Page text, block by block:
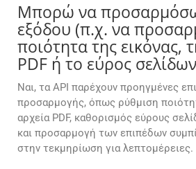
Μπορώ να
εξόδου (π.χ. να
ποιότητα της εικόνας,
PDF ή το εύρος
Ναι, τα API παρέχουν προηγμένες
προσαρμογής, όπως ρύθμιση
αρχεία PDF, καθορισμός εύρους
και προσαρμογή των επιπέδων
στην τεκμηρίωση για λεπτομέρειες.